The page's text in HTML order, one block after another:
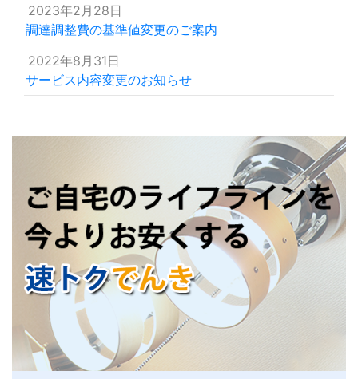
2023年2月28日
調達調整費の基準値変更のご案内
2022年8月31日
サービス内容変更のお知らせ